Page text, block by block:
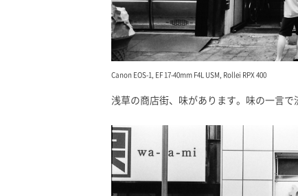
Canon EOS-1, EF 17-40mm F4L USM, Rollei RPX 400
浅草の商店街、味があります。味の一言で